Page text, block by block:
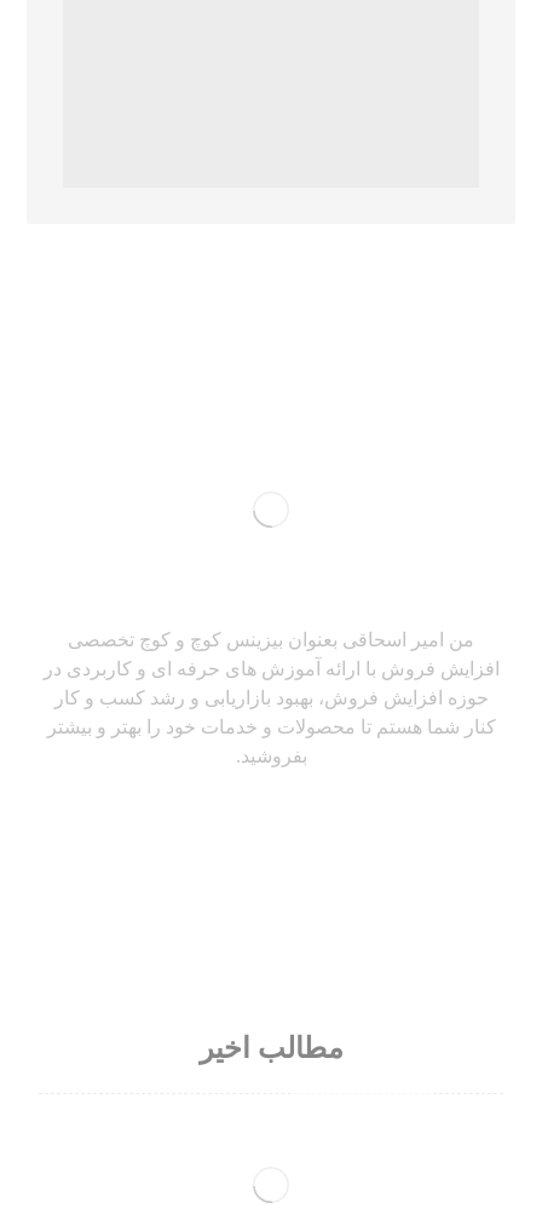
من امیر اسحاقی بعنوان بیزینس کوچ و کوچ تخصصی
افزایش فروش با ارائه آموزش های حرفه ای و کاربردی در
حوزه افزایش فروش، بهبود بازاریابی و رشد کسب و کار
کنار شما هستم تا محصولات و خدمات خود را بهتر و بیشتر
بفروشید.
مطالب اخیر